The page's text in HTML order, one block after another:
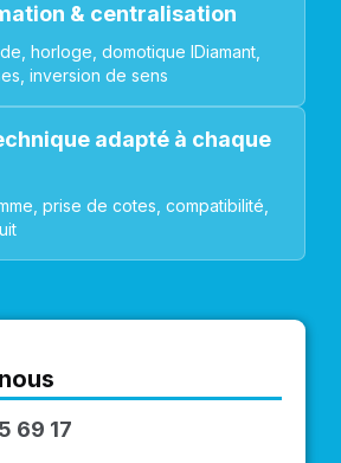
& centralisation
horloge, domotique IDiamant,
inversion de sens
adapté à chaque
prise de cotes, compatibilité,
69 17